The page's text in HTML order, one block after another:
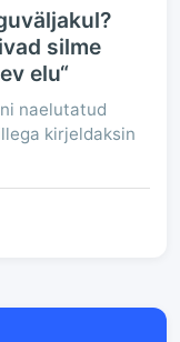
silme
elu“
naelutatud
kirjeldaksin